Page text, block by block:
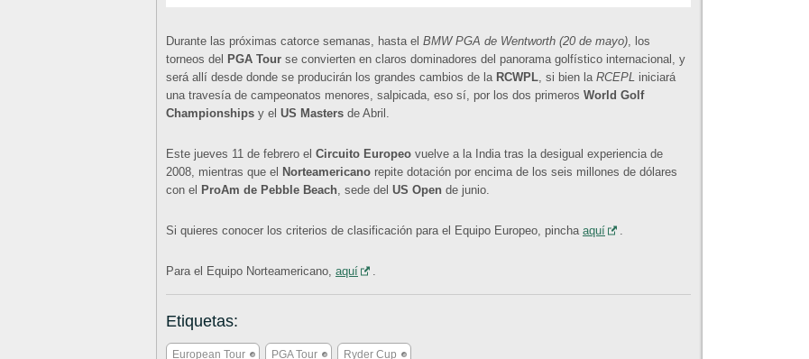
Durante las próximas catorce semanas, hasta el BMW PGA de Wentworth (20 de mayo), los
torneos del PGA Tour se convierten en claros dominadores del panorama golfístico internacional, y
será allí desde donde se producirán los grandes cambios de la RCWPL, si bien la RCEPL iniciará
una travesía de campeonatos menores, salpicada, eso sí, por los dos primeros World Golf
Championships y el US Masters de Abril.
Este jueves 11 de febrero el Circuito Europeo vuelve a la India tras la desigual experiencia de
2008, mientras que el Norteamericano repite dotación por encima de los seis millones de dólares
con el ProAm de Pebble Beach, sede del US Open de junio.
Si quieres conocer los criterios de clasificación para el Equipo Europeo, pincha aquí .
Para el Equipo Norteamericano, aquí .
Etiquetas:
European Tour PGA Tour Ryder Cup